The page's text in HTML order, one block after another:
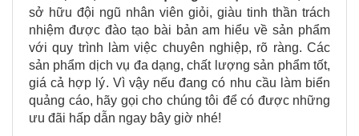
sở hữu đội ngũ nhân viên giỏi, giàu tinh thần trách
nhiệm được đào tạo bài bản am hiểu về sản phẩm
với quy trình làm việc chuyên nghiệp, rõ ràng. Các
sản phẩm dịch vụ đa dạng, chất lượng sản phẩm tốt,
giá cả hợp lý. Vì vậy nếu đang có nhu cầu làm biển
quảng cáo, hãy gọi cho chúng tôi để có được những
ưu đãi hấp dẫn ngay bây giờ nhé!